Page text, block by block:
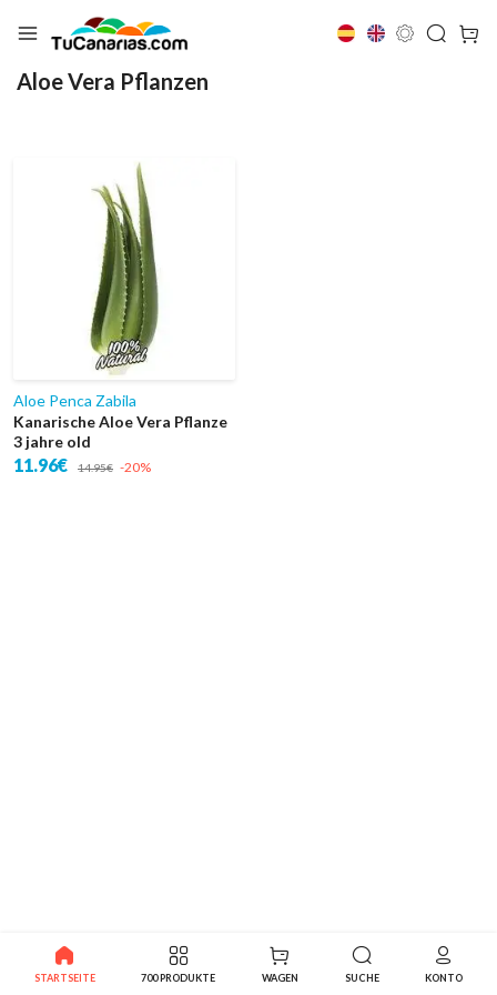
Aloe Vera Pflanzen
Aloe Penca Zabila
Kanarische Aloe Vera Pflanze
3 jahre old
11.96€ 14.95€ -20%
STARTSEITE 700 PRODUKTE WAGEN SUCHE KONTO